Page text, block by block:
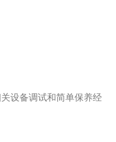
设备调试和简单保养经